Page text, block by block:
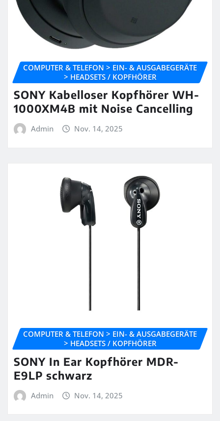
COMPUTER & TELEFON > EIN- & AUSGABEGERÄTE
> HEADSETS / KOPFHÖRER
SONY Kabelloser Kopfhörer WH-
1000XM4B mit Noise Cancelling
Admin Nov. 14, 2025
COMPUTER & TELEFON > EIN- & AUSGABEGERÄTE
> HEADSETS / KOPFHÖRER
SONY In Ear Kopfhörer MDR-
E9LP schwarz
Admin Nov. 14, 2025